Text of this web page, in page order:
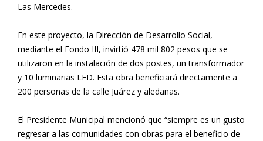
Las Mercedes.
En este proyecto, la Dirección de Desarrollo Social,
mediante el Fondo III, invirtió 478 mil 802 pesos que se
utilizaron en la instalación de dos postes, un transformador
y 10 luminarias LED. Esta obra beneficiará directamente a
200 personas de la calle Juárez y aledañas.
El Presidente Municipal mencionó que “siempre es un gusto
regresar a las comunidades con obras para el beneficio de